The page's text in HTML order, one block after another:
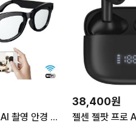
신형 블루투스 AI 촬영 안경 블루투스 통화 음성 도우미 실시간 번역 500만 화소 촬영 안정 흰색 M01
38,400원